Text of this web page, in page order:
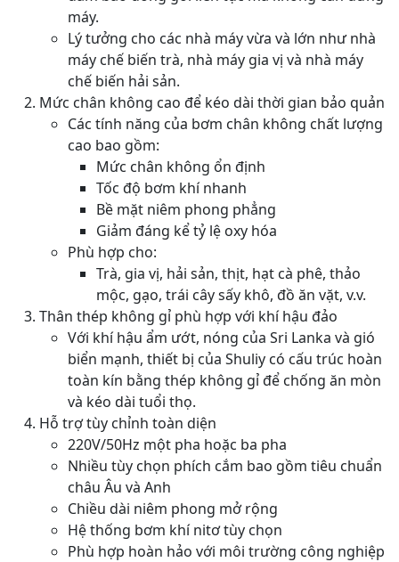
máy.
Lý tưởng cho các nhà máy vừa và lớn như nhà
máy chế biến trà, nhà máy gia vị và nhà máy
chế biến hải sản.
Mức chân không cao để kéo dài thời gian bảo quản
Các tính năng của bơm chân không chất lượng
cao bao gồm:
Mức chân không ổn định
Tốc độ bơm khí nhanh
Bề mặt niêm phong phẳng
Giảm đáng kể tỷ lệ oxy hóa
Phù hợp cho:
Trà, gia vị, hải sản, thịt, hạt cà phê, thảo
mộc, gạo, trái cây sấy khô, đồ ăn vặt, v.v.
Thân thép không gỉ phù hợp với khí hậu đảo
Với khí hậu ẩm ướt, nóng của Sri Lanka và gió
biển mạnh, thiết bị của Shuliy có cấu trúc hoàn
toàn kín bằng thép không gỉ để chống ăn mòn
và kéo dài tuổi thọ.
Hỗ trợ tùy chỉnh toàn diện
220V/50Hz một pha hoặc ba pha
Nhiều tùy chọn phích cắm bao gồm tiêu chuẩn
châu Âu và Anh
Chiều dài niêm phong mở rộng
Hệ thống bơm khí nitơ tùy chọn
Phù hợp hoàn hảo với môi trường công nghiệp